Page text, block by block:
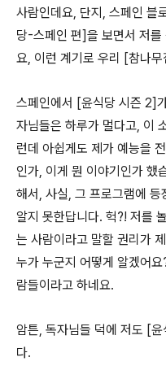
사람인데요, 단지, 스페인 블
당-스페인 편]을 보면서 저
요, 이런 계기로 우리 [참나
스페인에서 [윤식당 시즌 2]
자님들은 하루가 멀다고, 이
런데 아쉽게도 제가 예능을
인가, 이게 뭔 이야기인가 했
해서, 사실, 그 프로그램에
알지 못한답니다. 헉?! 저를
는 사람이라고 말할 권리가
누가 누군지 어떻게 알겠어
람들이라고 하네요.
암튼, 독자님들 덕에 저도 [
다.